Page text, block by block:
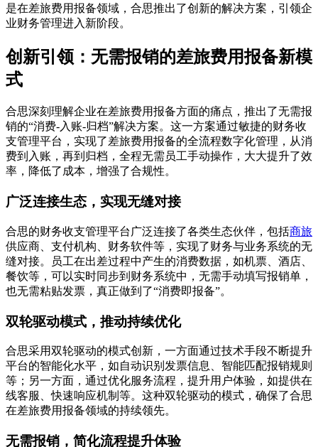
是在差旅费用报备领域，合思推出了创新的解决方案，引领企
业财务管理进入新阶段。
创新引领：无需报销的差旅费用报备新模
式
合思深刻理解企业在差旅费用报备方面的痛点，推出了无需报
销的“消费-入账-归档”解决方案。这一方案通过敏捷的财务收
支管理平台，实现了差旅费用报备的全流程数字化管理，从消
费到入账，再到归档，全程无需员工手动操作，大大提升了效
率，降低了成本，增强了合规性。
广泛连接生态，实现无缝对接
合思的财务收支管理平台广泛连接了各类生态伙伴，包括商旅
供应商、支付机构、财务软件等，实现了财务与业务系统的无
缝对接。员工在出差过程中产生的消费数据，如机票、酒店、
餐饮等，可以实时同步到财务系统中，无需手动填写报销单，
也无需粘贴发票，真正做到了“消费即报备”。
双轮驱动模式，推动持续优化
合思采用双轮驱动的模式创新，一方面通过技术手段不断提升
平台的智能化水平，如自动识别发票信息、智能匹配报销规则
等；另一方面，通过优化服务流程，提升用户体验，如提供在
线客服、快速响应机制等。这种双轮驱动的模式，确保了合思
在差旅费用报备领域的持续领先。
无需报销，简化流程提升体验